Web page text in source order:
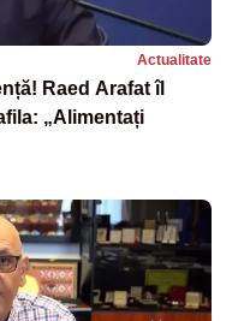
Actualitate
Raed Arafat îl
„Alimentați